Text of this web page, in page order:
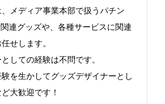
メディア事業本部で扱うパチン
連グッズや、各種サービスに関連
せします。
しての経験は不問です。
を生かしてグッズデザイナーとし
大歓迎です！